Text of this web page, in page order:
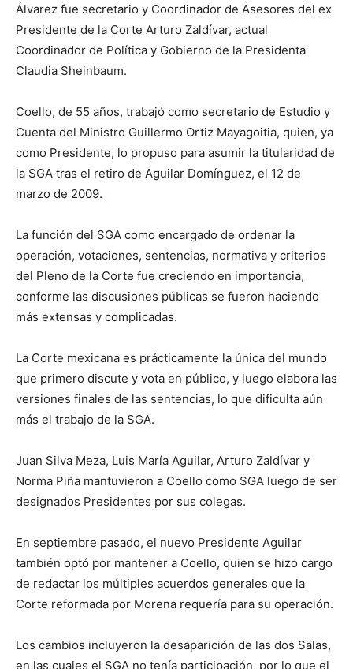
Álvarez fue secretario y Coordinador de Asesores del ex
Presidente de la Corte Arturo Zaldívar, actual
Coordinador de Política y Gobierno de la Presidenta
Claudia Sheinbaum.
Coello, de 55 años, trabajó como secretario de Estudio y
Cuenta del Ministro Guillermo Ortiz Mayagoitia, quien, ya
como Presidente, lo propuso para asumir la titularidad de
la SGA tras el retiro de Aguilar Domínguez, el 12 de
marzo de 2009.
La función del SGA como encargado de ordenar la
operación, votaciones, sentencias, normativa y criterios
del Pleno de la Corte fue creciendo en importancia,
conforme las discusiones públicas se fueron haciendo
más extensas y complicadas.
La Corte mexicana es prácticamente la única del mundo
que primero discute y vota en público, y luego elabora las
versiones finales de las sentencias, lo que dificulta aún
más el trabajo de la SGA.
Juan Silva Meza, Luis María Aguilar, Arturo Zaldívar y
Norma Piña mantuvieron a Coello como SGA luego de ser
designados Presidentes por sus colegas.
En septiembre pasado, el nuevo Presidente Aguilar
también optó por mantener a Coello, quien se hizo cargo
de redactar los múltiples acuerdos generales que la
Corte reformada por Morena requería para su operación.
Los cambios incluyeron la desaparición de las dos Salas,
en las cuales el SGA no tenía participación, por lo que el